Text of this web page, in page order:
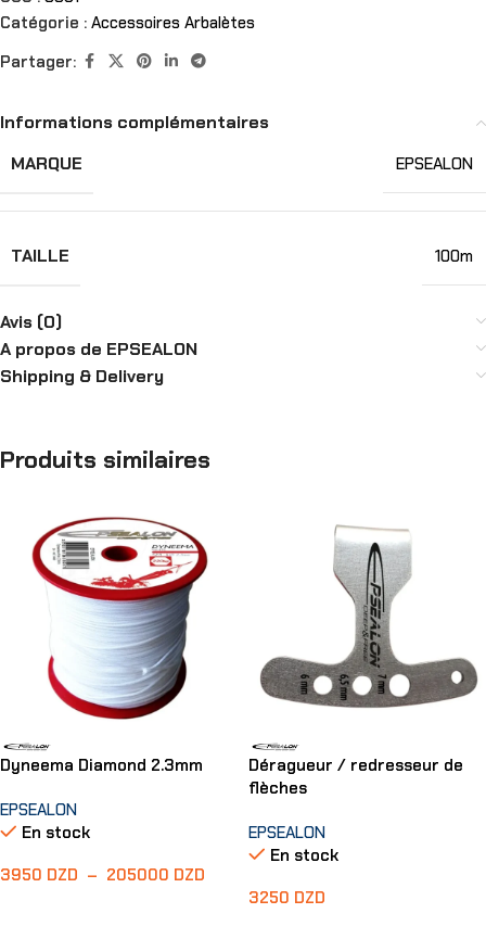
Catégorie : Accessoires Arbalètes
Partager:
Informations complémentaires
MARQUE
EPSEALON
TAILLE 100m
Avis (0)
A propos de EPSEALON
Shipping & Delivery
Produits similaires
Dyneema Diamond 2.3mm
EPSEALON
En stock
3950 DZD – 205000 DZD
Déragueur / redresseur de
flèches
EPSEALON
En stock
3250 DZD